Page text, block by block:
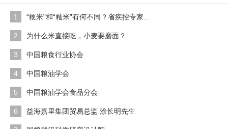
1 “粳米”和“籼米”有何不同？省疾控专家...
2 为什么米直接吃，小麦要磨面？
3 中国粮食行业协会
4 中国粮油学会
5 中国粮油学会食品分会
6 益海嘉里集团贸易总监 涂长明先生